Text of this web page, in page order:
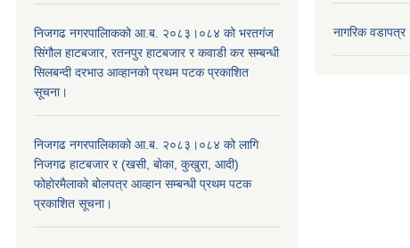
निजगढ नगरपालिाकको आ.ब. २०८३।०८४ को भरतगंज
सिंगौल हाटबजार, रतनपुर हाटबजार र कवाडी कर सम्बन्धी
सिलबन्दी दरभाउ आव्हानको प्रथम पटक प्रकाशित
सूचना।
निजगढ नगरपालिकाको आ.ब. २०८३।०८४ को लागि
निजगढ हाटबजार र (खसी, बोका, कुखुरा, आदी)
फोहोरमैलाको बोलपत्र आव्हान सम्बन्धी प्रथम पटक
प्रकाशित सूचना।
नागरिक वडापत्र